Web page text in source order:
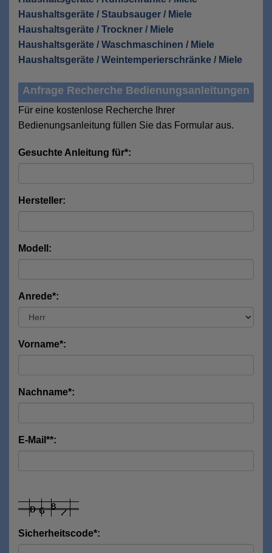
Haushaltsgeräte / Staubsauger / Miele
Haushaltsgeräte / Trockner / Miele
Haushaltsgeräte / Waschmaschinen / Miele
Haushaltsgeräte / Weintemperierschränke / Miele
Anfrage Recherche Bedienungsanleitungen
Für eine kostenlose Recherche Ihrer
Bedienungsanleitung füllen Sie das Formular aus.
Gesuchte Anleitung für*:
Hersteller:
Modell:
Anrede*:
Vorname*:
Nachname*:
E-Mail**:
Sicherheitscode*: